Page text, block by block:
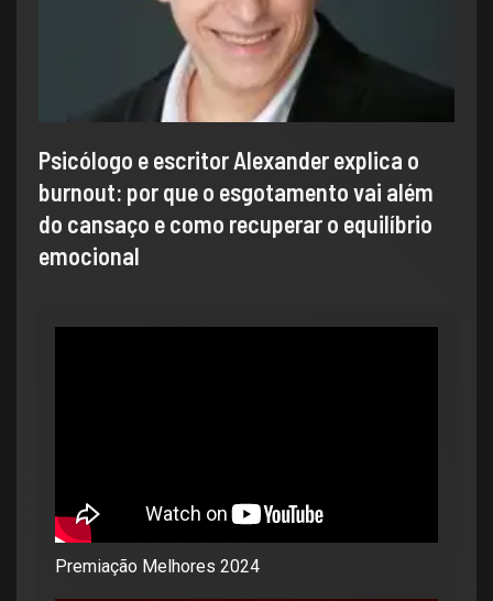
Psicólogo e escritor Alexander explica o
burnout: por que o esgotamento vai além
do cansaço e como recuperar o equilíbrio
emocional
Premiação Melhores 2024